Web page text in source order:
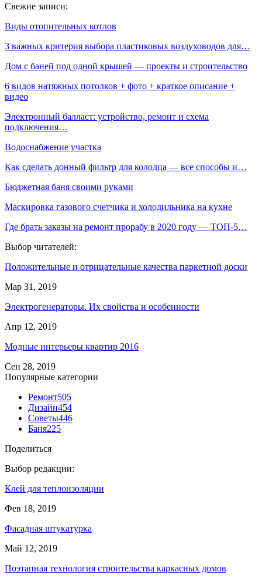
Свежие записи:
Виды отопительных котлов
3 важных критерия выбора пластиковых воздуховодов для…
Дом с баней под одной крышей — проекты и строительство
6 видов натяжных потолков + фото + краткое описание +
видео
Электронный балласт: устройство, ремонт и схема
подключения…
Водоснабжение участка
Как сделать донный фильтр для колодца — все способы и…
Бюджетная баня своими руками
Маскировка газового счетчика и холодильника на кухне
Где брать заказы на ремонт прорабу в 2020 году — ТОП-5…
Выбор читателей:
Положительные и отрицательные качества паркетной доски
Мар 31, 2019
Электрогенераторы. Их свойства и особенности
Апр 12, 2019
Модные интерьеры квартир 2016
Сен 28, 2019
Популярные категории
Ремонт505
Дизайн454
Советы446
Баня225
Поделиться
Выбор редакции:
Клей для теплоизоляции
Фев 18, 2019
Фасадная штукатурка
Май 12, 2019
Поэтапная технология строительства каркасных домов